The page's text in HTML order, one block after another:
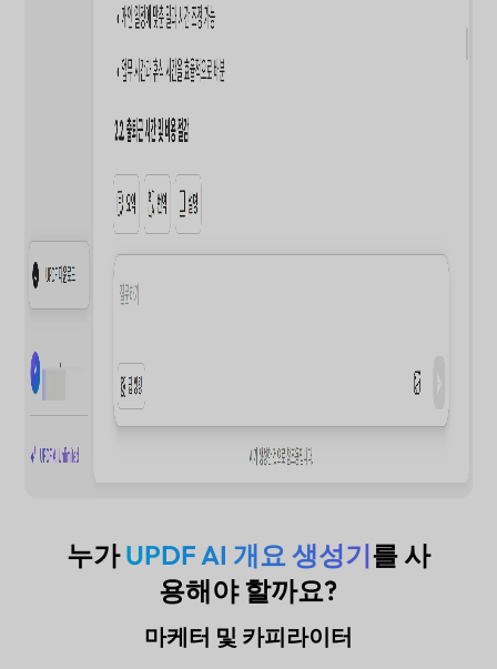
누가UPDF AI 개요 생성기를 사
용해야 할까요?
마케터 및 카피라이터